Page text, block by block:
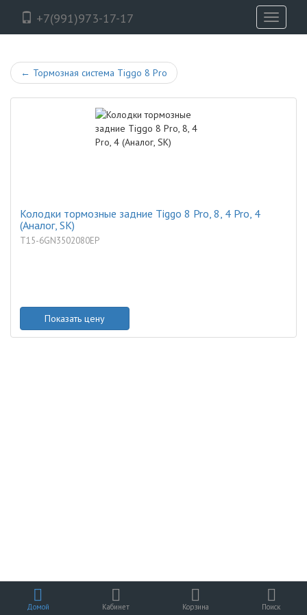
+7(991)973-17-17
Toggle
← Тормозная система Tiggo 8 Pro
Колодки тормозные задние Tiggo 8 Pro, 8, 4 Pro, 4
(Аналог, SK)
T15-6GN3502080EP
Показать цену
Домой Кабинет Корзина Поиск